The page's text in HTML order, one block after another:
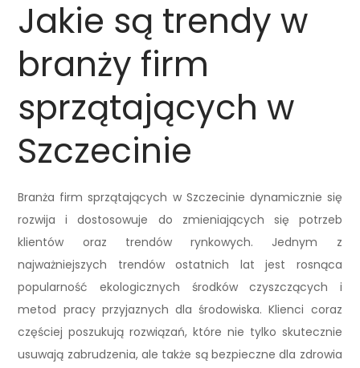
Jakie są trendy w
branży firm
sprzątających w
Szczecinie
Branża firm sprzątających w Szczecinie dynamicznie się
rozwija i dostosowuje do zmieniających się potrzeb
klientów oraz trendów rynkowych. Jednym z
najważniejszych trendów ostatnich lat jest rosnąca
popularność ekologicznych środków czyszczących i
metod pracy przyjaznych dla środowiska. Klienci coraz
częściej poszukują rozwiązań, które nie tylko skutecznie
usuwają zabrudzenia, ale także są bezpieczne dla zdrowia